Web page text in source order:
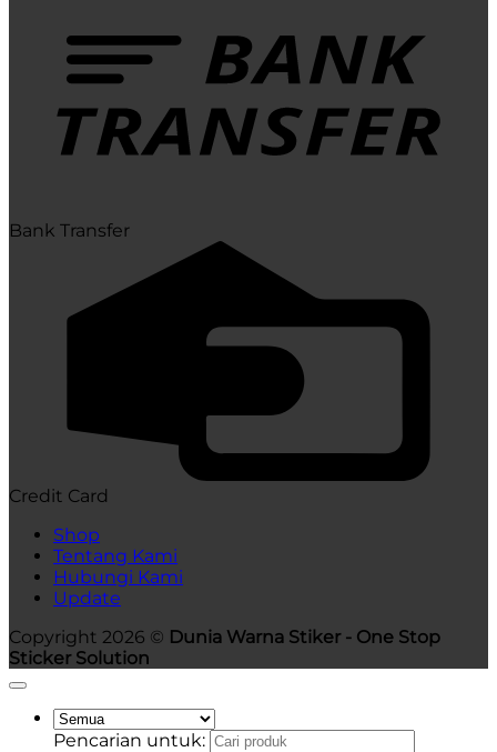
Bank Transfer
Credit Card
Shop
Tentang Kami
Hubungi Kami
Update
Copyright 2026 © Dunia Warna Stiker - One Stop
Sticker Solution
Pencarian untuk: